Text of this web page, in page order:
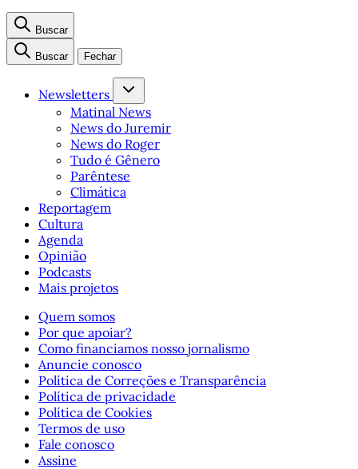
Buscar
Buscar Fechar
Newsletters
Matinal News
News do Juremir
News do Roger
Tudo é Gênero
Parêntese
Climática
Reportagem
Cultura
Agenda
Opinião
Podcasts
Mais projetos
Quem somos
Por que apoiar?
Como financiamos nosso jornalismo
Anuncie conosco
Política de Correções e Transparência
Política de privacidade
Política de Cookies
Termos de uso
Fale conosco
Assine